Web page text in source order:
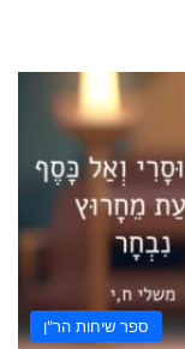
ספר שיחות הר"ן